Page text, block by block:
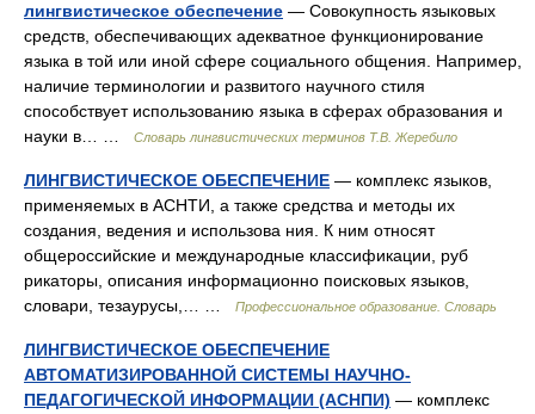
лингвистическое обеспечение — Совокупность языковых
средств, обеспечивающих адекватное функционирование
языка в той или иной сфере социального общения. Например,
наличие терминологии и развитого научного стиля
способствует использованию языка в сферах образования и
науки в… …
Словарь лингвистических терминов Т.В. Жеребило
ЛИНГВИСТИЧЕСКОЕ ОБЕСПЕЧЕНИЕ — комплекс языков,
применяемых в АСНТИ, а также средства и методы их
создания, ведения и использова ния. К ним относят
общероссийские и международные классификации, руб
рикаторы, описания информационно поисковых языков,
словари, тезаурусы,… …
Профессиональное образование. Словарь
ЛИНГВИСТИЧЕСКОЕ ОБЕСПЕЧЕНИЕ
АВТОМАТИЗИРОВАННОЙ СИСТЕМЫ НАУЧНО-
ПЕДАГОГИЧЕСКОЙ ИНФОРМАЦИИ (АСНПИ) — комплекс